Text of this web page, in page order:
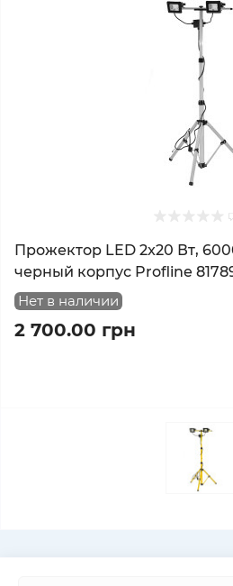
Прожектор LED 2x20 Вт,
черный корпус Profline
Нет в наличии
2 700.00 грн